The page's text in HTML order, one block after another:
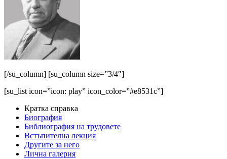
[/su_column] [su_column size=”3/4″]
[su_list icon=”icon: play” icon_color=”#e8531c”]
Кратка справка
Биография
Библиография на трудовете
Встъпителна лекция
Другите за него
Лична галерия